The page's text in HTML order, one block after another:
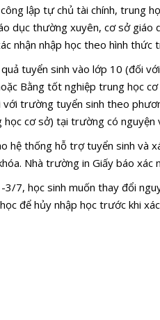
lập tự chủ tài chính, trung
dục thường xuyên, cơ sở giáo
nhận nhập học theo hình
tuyển sinh vào lớp 10 (đối
Bằng tốt nghiệp trung học
trường tuyển sinh theo
cơ sở) tại trường có nguyện
hệ thống hỗ trợ tuyển sinh và
Nhà trường in Giấy báo xác
7, học sinh muốn thay đổi
để hủy nhập học trước khi